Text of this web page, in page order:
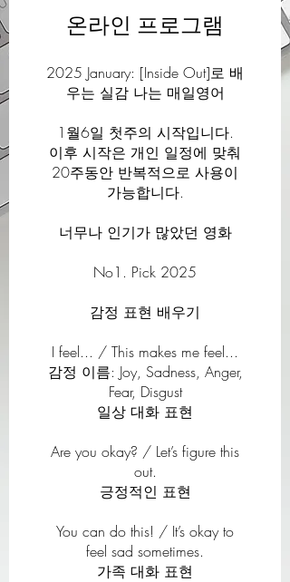
온라인 프로그램
2025 January: [Inside Out]로 배
우는 실감 나는 매일영어
1월6일 첫주의 시작입니다.
이후 시작은 개인 일정에 맞춰
20주동안 반복적으로 사용이
가능합니다.
너무나 인기가 많았던 영화
No1. Pick 2025
감정 표현 배우기
I feel... / This makes me feel...
감정 이름: Joy, Sadness, Anger,
Fear, Disgust
일상 대화 표현
Are you okay? / Let’s figure this
out.
긍정적인 표현
You can do this! / It’s okay to
feel sad sometimes.
가족 대화 표현